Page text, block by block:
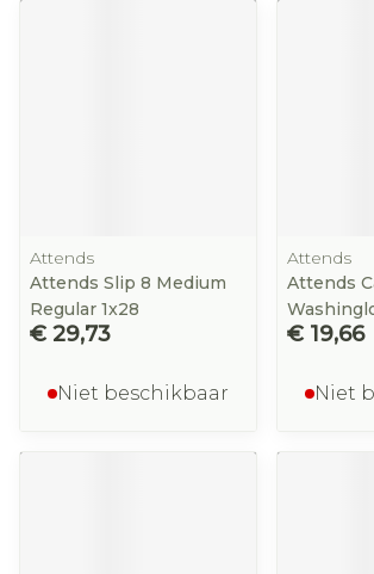
Attends
Attends Slip 8 Medium
Regular 1x28
€ 29,73
Niet beschikbaar
Attends
Attends
€ 19,66
Niet